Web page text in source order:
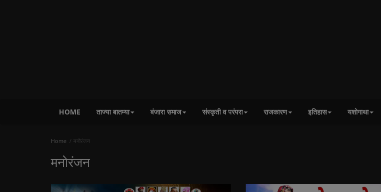
HOME ताज्या बातम्या बंजारा समाज संस्कृती व परंपरा राजकारण इतिहास यशोगाथा
Home मनोरंजन
मनोरंजन